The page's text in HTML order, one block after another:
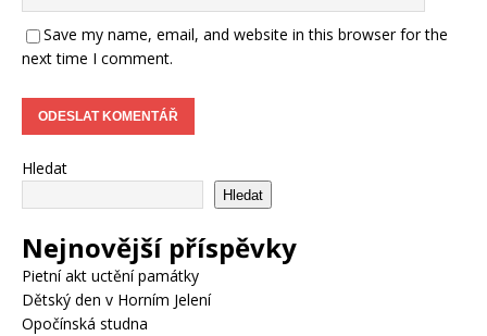
Save my name, email, and website in this browser for the
next time I comment.
Hledat
Hledat
Nejnovější příspěvky
Pietní akt uctění památky
Dětský den v Horním Jelení
Opočínská studna